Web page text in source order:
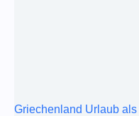
Griechenland Urlaub